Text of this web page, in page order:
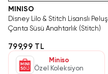
MINISO
Disney Lilo & Stitch Lisanslı Peluş
Çanta Süsü Anahtarlık (Stitch)
799,99 TL
Miniso
Özel Koleksiyon